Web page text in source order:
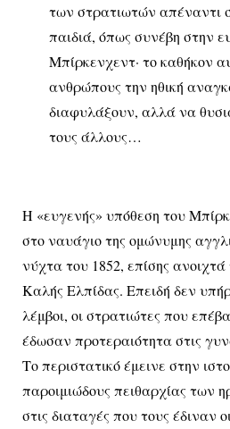
των στρατιωτών απέναντι
παιδιά, όπως συνέβη στην
Μπίρκενχεντ· το καθήκον
ανθρώπους την ηθική
διαφυλάξουν, αλλά να
τους άλλους…
Η «ευγενής» υπόθεση του
στο ναυάγιο της ομώνυμης
νύχτα του 1852, επίσης
Καλής Ελπίδας. Επειδή δεν
λέμβοι, οι στρατιώτες που
έδωσαν προτεραιότητα στις
Το περιστατικό έμεινε στην
παροιμιώδους πειθαρχίας των
στις διαταγές που τους έδιναν